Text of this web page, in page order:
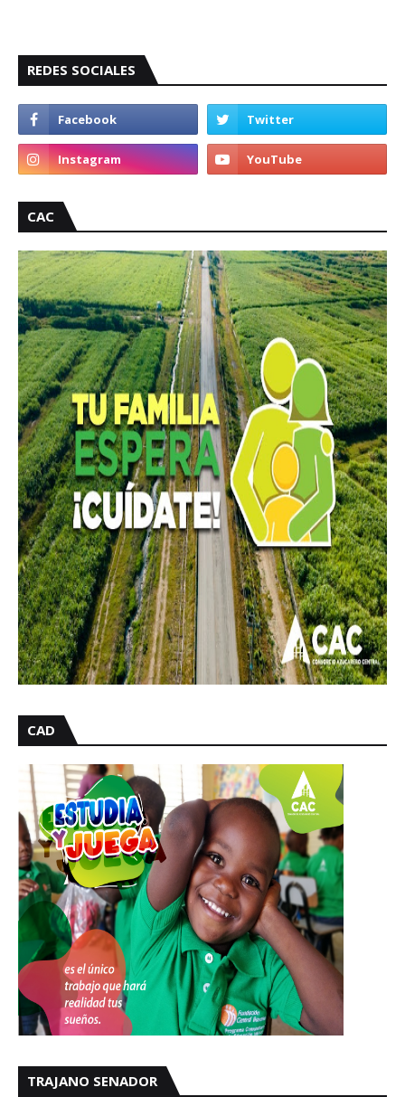
REDES SOCIALES
CAC
CAD
TRAJANO SENADOR